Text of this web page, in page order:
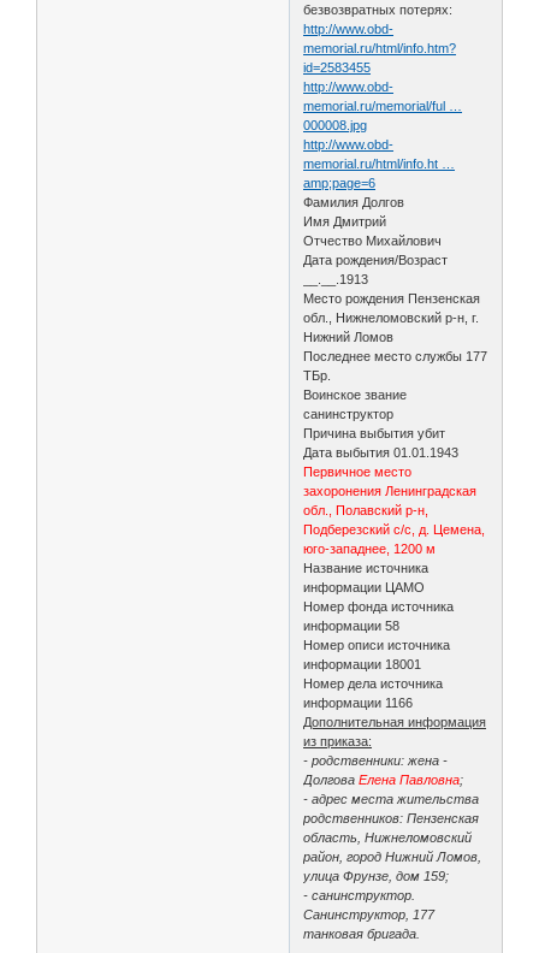
безвозвратных потерях:
http://www.obd-
memorial.ru/html/info.htm?
id=2583455
http://www.obd-
memorial.ru/memorial/ful …
000008.jpg
http://www.obd-
memorial.ru/html/info.ht …
amp;page=6
Фамилия Долгов
Имя Дмитрий
Отчество Михайлович
Дата рождения/Возраст
__.__.1913
Место рождения Пензенская
обл., Нижнеломовский р-н, г.
Нижний Ломов
Последнее место службы 177
ТБр.
Воинское звание
санинструктор
Причина выбытия убит
Дата выбытия 01.01.1943
Первичное место
захоронения Ленинградская
обл., Полавский р-н,
Подберезский с/с, д. Цемена,
юго-западнее, 1200 м
Название источника
информации ЦАМО
Номер фонда источника
информации 58
Номер описи источника
информации 18001
Номер дела источника
информации 1166
Дополнительная информация
из приказа:
- родственники: жена -
Долгова Елена Павловна;
- адрес места жительства
родственников: Пензенская
область, Нижнеломовский
район, город Нижний Ломов,
улица Фрунзе, дом 159;
- санинструктор.
Санинструктор, 177
танковая бригада.